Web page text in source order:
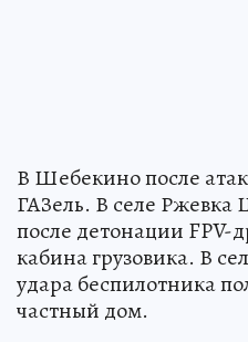
В Шебекино после
ГАЗель. В селе Ржевка
после детонации FPV-
кабина грузовика. В
удара беспилотника
частный дом.